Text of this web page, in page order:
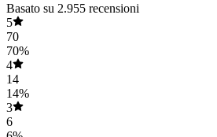
Basato su 2.955 recensioni
5
70
70%
4
14
14%
3
6